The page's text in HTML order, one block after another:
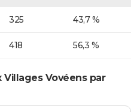
325 43,7 %
418 56,3 %
Vovéens par